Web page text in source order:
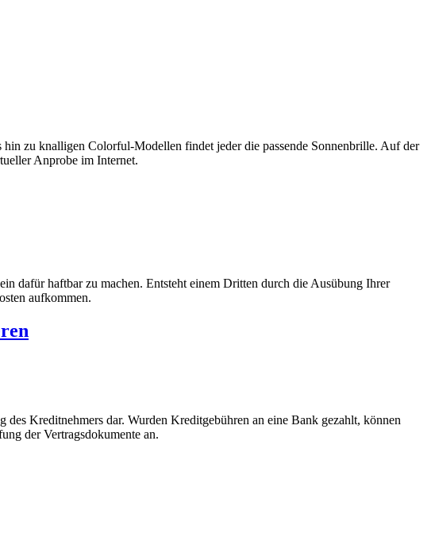
zu knalligen Colorful-Modellen findet jeder die passende Sonnenbrille. Auf der
Anprobe im Internet.
dafür haftbar zu machen. Entsteht einem Dritten durch die Ausübung Ihrer
aufkommen.
Kreditnehmers dar. Wurden Kreditgebühren an eine Bank gezahlt, können
der Vertragsdokumente an.